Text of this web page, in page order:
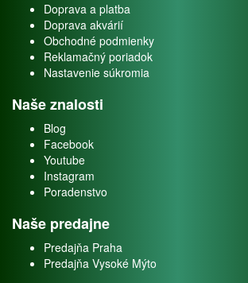
Doprava a platba
Doprava akvárií
Obchodné podmienky
Reklamačný poriadok
Nastavenie súkromia
Naše znalosti
Blog
Facebook
Youtube
Instagram
Poradenstvo
Naše predajne
Predajňa Praha
Predajňa Vysoké Mýto